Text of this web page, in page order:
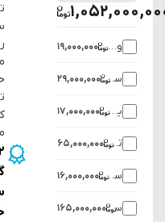
ویبراتور یقه دستگاه 19,000,000
سیستم تزریق گاز در ساشه 29,000,000
یقه اضافی روی دستگاه 17,000,000
تاریخ‌زن اتومات روی ساشه 65,000,000
سیستم تخلیه هوا از داخل ساشه 16,000,000
سیستم گاست کردن بسته‌ها165,000,000